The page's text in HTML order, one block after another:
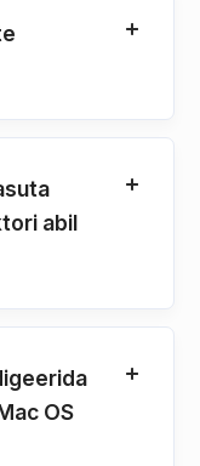
abil
OS